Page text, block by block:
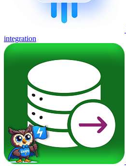
integration